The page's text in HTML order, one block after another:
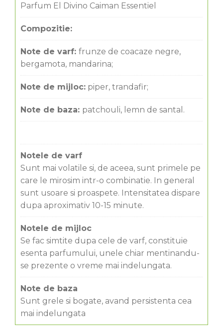
Parfum El Divino Caiman Essentiel
Compozitie:
Note de varf: frunze de coacaze negre,
bergamota, mandarina;
Note de mijloc: piper, trandafir;
Note de baza: patchouli, lemn de santal.
Notele de varf
Sunt mai volatile si, de aceea, sunt primele pe
care le mirosim intr-o combinatie. In general
sunt usoare si proaspete. Intensitatea dispare
dupa aproximativ 10-15 minute.
Notele de mijloc
Se fac simtite dupa cele de varf, constituie
esenta parfumului, unele chiar mentinandu-
se prezente o vreme mai indelungata.
Note de baza
Sunt grele si bogate, avand persistenta cea
mai indelungata